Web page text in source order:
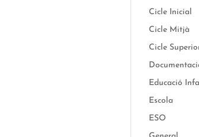
Cicle Inicial
Cicle Mitjà
Cicle
Educació
Escola
ESO